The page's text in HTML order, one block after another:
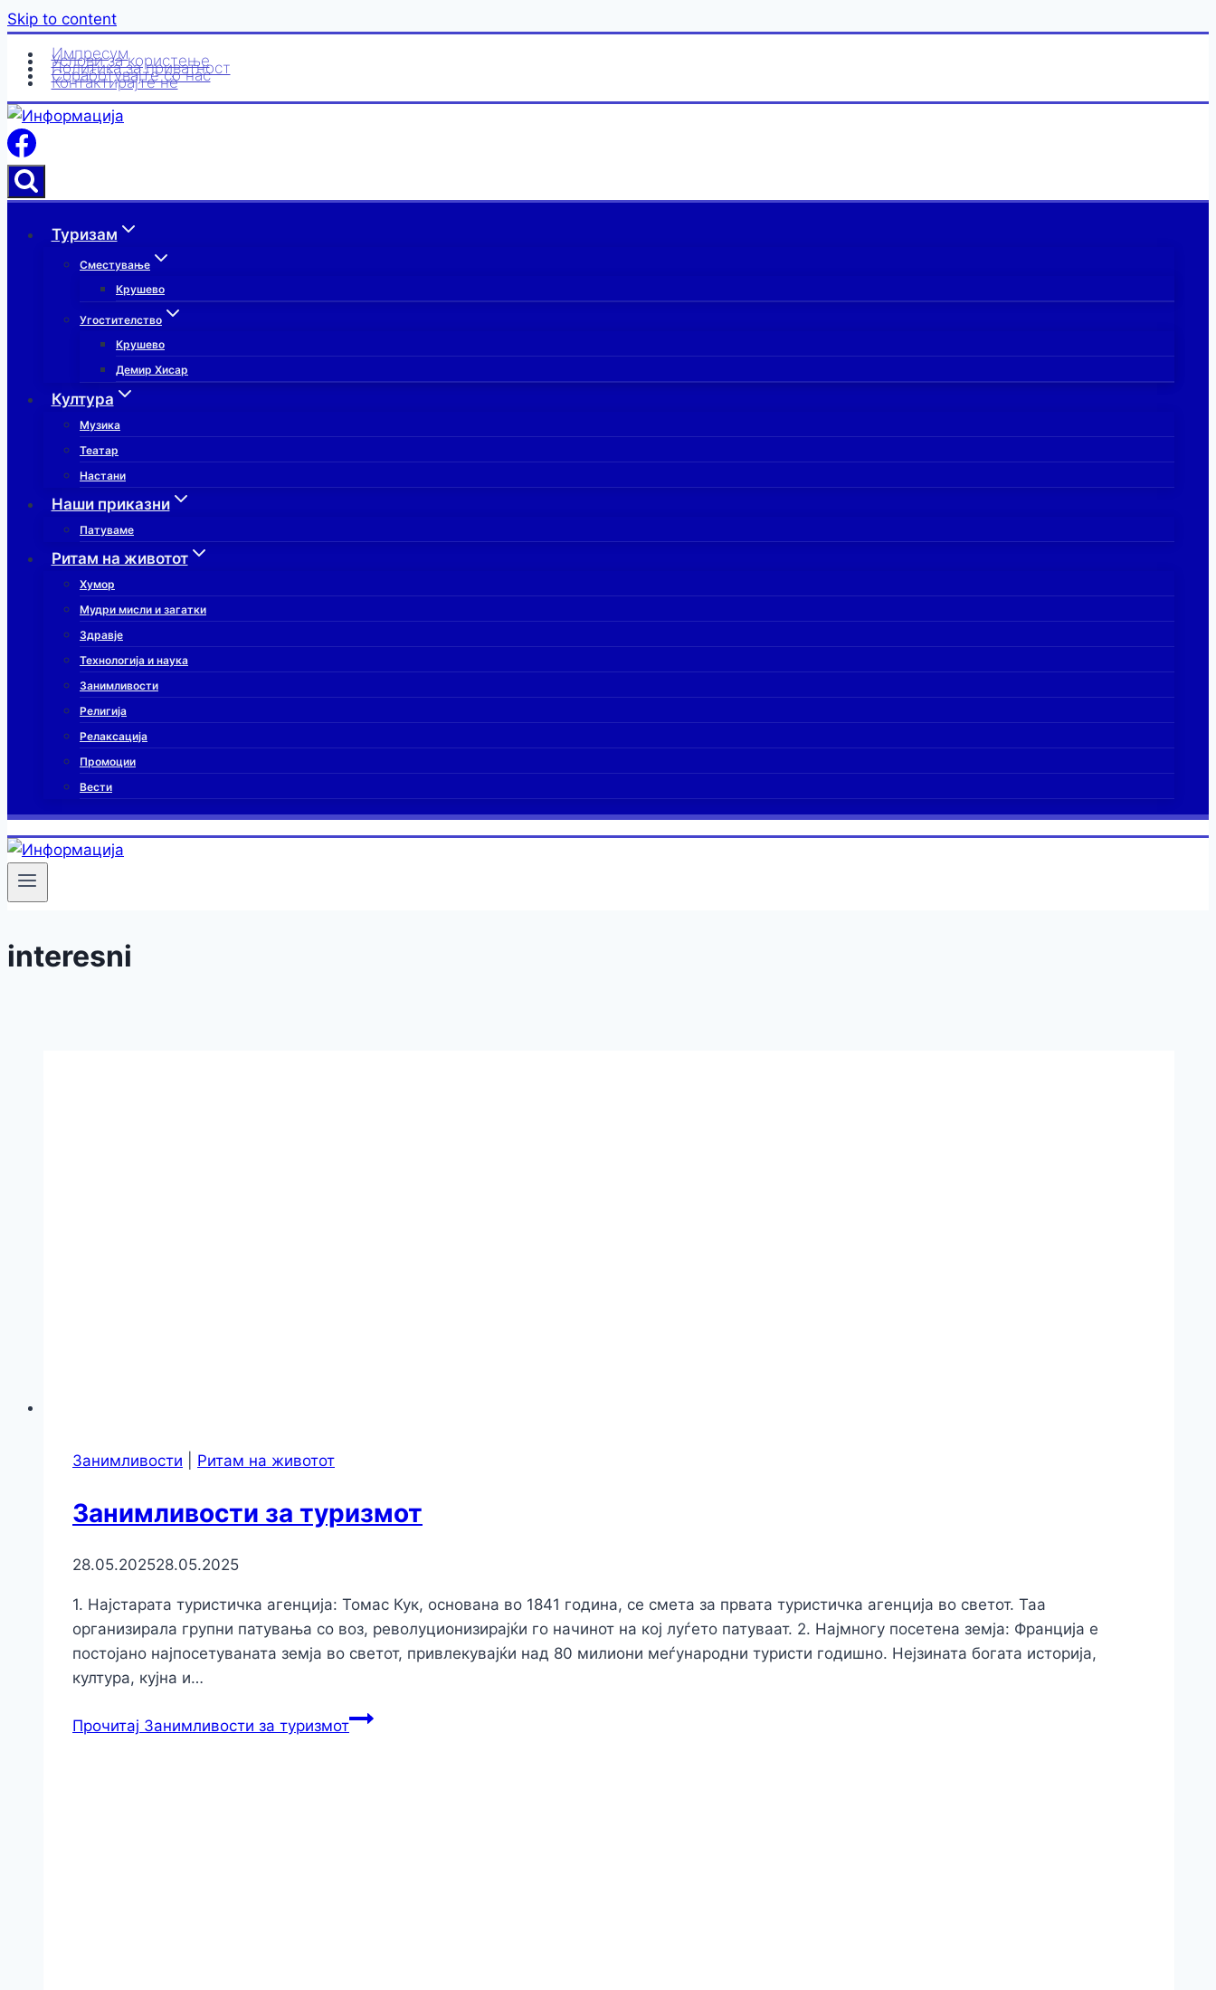
Skip to content
Импресум
Услови за користење
Политика за приватност
Соработувајте со нас
Контактирајте нè
Туризам
Сместување
Крушево
Угостителство
Крушево
Демир Хисар
Култура
Музика
Театар
Настани
Наши приказни
Патуваме
Ритам на животот
Хумор
Мудри мисли и загатки
Здравје
Технологија и наука
Занимливости
Религија
Релаксација
Промоции
Вести
interesni
Занимливости Ритам на животот
Занимливости за туризмот
28.05.202528.05.2025
1. Најстарата туристичка агенција: Томас Кук, основана во 1841 година, се смета за првата туристичка агенција во светот. Таа
организирала групни патувања со воз, револуционизирајќи го начинот на кој луѓето патуваат. 2. Најмногу посетена земја: Франција е
постојано најпосетуваната земја во светот, привлекувајќи над 80 милиони меѓународни туристи годишно. Нејзината богата историја,
култура, кујна и…
Прочитај Занимливости за туризмот